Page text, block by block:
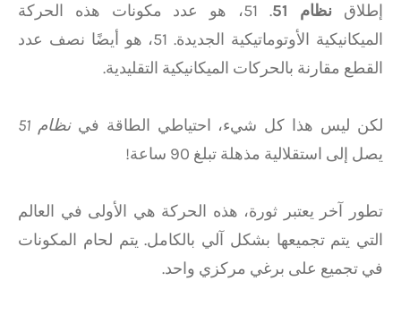
إطلاق نظام 51
. 51، هو عدد مكونات هذه الحركة
الميكانيكية الأوتوماتيكية الجديدة. 51، هو أيضًا نصف عدد
القطع مقارنة بالحركات الميكانيكية التقليدية.
لكن ليس هذا كل شيء، احتياطي الطاقة فينظام 51
يصل إلى استقلالية مذهلة تبلغ 90 ساعة!
تطور آخر يعتبر ثورة، هذه الحركة هي الأولى في العالم
التي يتم تجميعها بشكل آلي بالكامل. يتم لحام المكونات
في تجميع على برغي مركزي واحد.